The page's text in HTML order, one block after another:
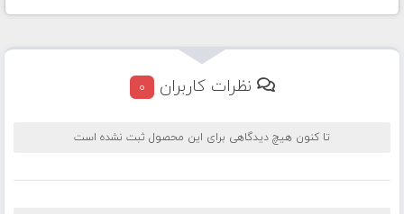
نظرات کاربران 0
تا کنون هیچ دیدگاهی برای این محصول ثبت نشده است